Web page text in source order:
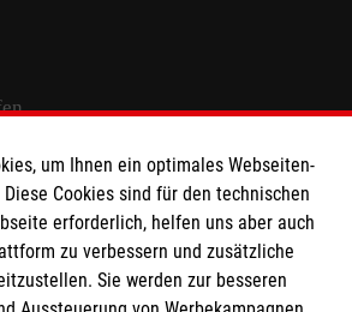
Hilfsdienst e.V.
0120 1201 2000 12
um Ihnen ein optimales Webseiten-
Cookies sind für den technischen
erforderlich, helfen uns aber auch
zu verbessern und zusätzliche
Sie werden zur besseren